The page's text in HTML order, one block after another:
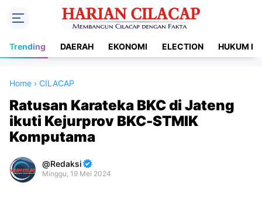
Trending DAERAH EKONOMI ELECTION HUKUM
Home › CILACAP
Ratusan Karateka BKC di Jateng
ikuti Kejurprov BKC-STMIK
Komputama
Redaksi
Minggu, 19 Mei 2024